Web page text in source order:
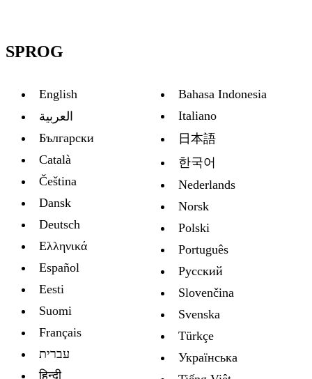
SPROG
English
العربية
Български
Català
Čeština
Dansk
Deutsch
Ελληνικά
Español
Eesti
Suomi
Français
עברית
हिन्दी
Bahasa Indonesia
Italiano
日本語
한국어
Nederlands
Norsk
Polski
Português
Русский
Slovenčina
Svenska
Türkçe
Украïнська